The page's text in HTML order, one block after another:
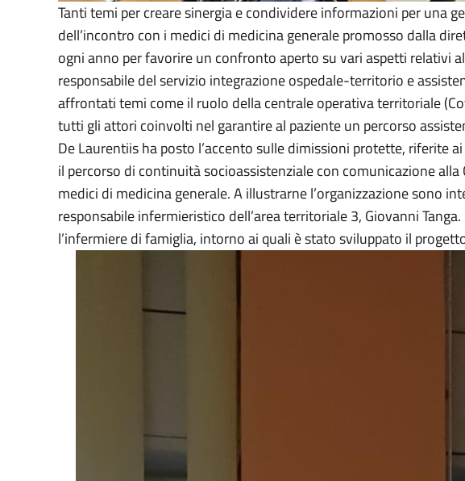
Tanti temi per creare sinergia e condividere informazioni per una
dell’incontro con i medici di medicina generale promosso dalla
ogni anno per favorire un confronto aperto su vari aspetti relativi
responsabile del servizio integrazione ospedale-territorio e
affrontati temi come il ruolo della centrale operativa territoriale
tutti gli attori coinvolti nel garantire al paziente un percorso
De Laurentiis ha posto l’accento sulle dimissioni protette, riferite
il percorso di continuità socioassistenziale con comunicazione
medici di medicina generale. A illustrarne l’organizzazione sono
responsabile infermieristico dell’area territoriale 3, Giovanni
l’infermiere di famiglia, intorno ai quali è stato sviluppato il